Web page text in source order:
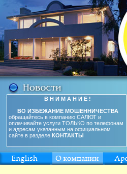
В Н И М А Н И Е !
ВО ИЗБЕЖАНИЕ МОШЕННИЧЕСТВА
обращайтесь в компанию САЛЮТ и
оплачивайте услуги ТОЛЬКО по телефонам
и адресам указанным на официальном
сайте в разделе КОНТАКТЫ